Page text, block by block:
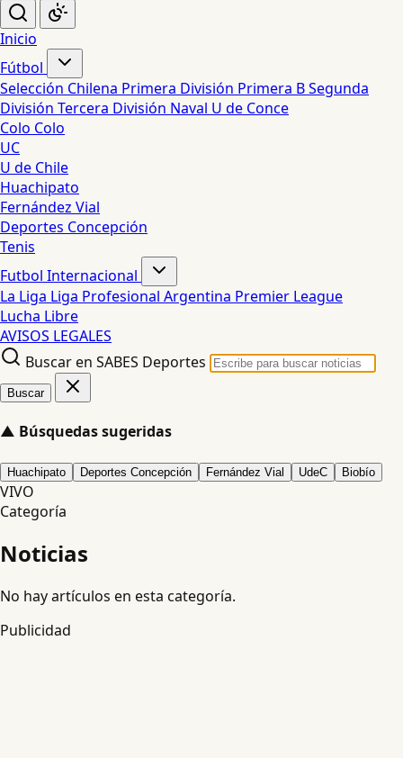
Inicio
Fútbol
Selección Chilena Primera División Primera BSegunda
División Tercera División Naval U de Conce
Colo Colo
UC
U de Chile
Huachipato
Fernández Vial
Deportes Concepción
Tenis
Futbol Internacional
La Liga Liga Profesional Argentina Premier League
Lucha Libre
AVISOS LEGALES
Buscar en SABES Deportes
Buscar
▲ Búsquedas sugeridas
Huachipato Deportes Concepción Fernández Vial UdeC Biobío
VIVO
Categoría
Noticias
No hay artículos en esta categoría.
Publicidad